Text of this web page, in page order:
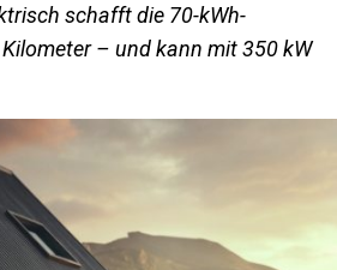
schafft die 70-kWh-
– und kann mit 350 kW